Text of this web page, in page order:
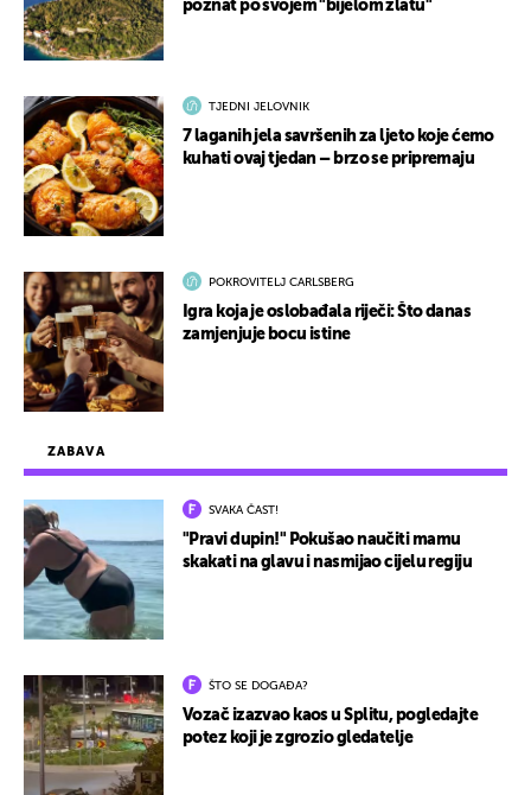
ZABAVA
SVAKA ČAST!
"Pravi dupin!" Pokušao naučiti mamu
skakati na glavu i nasmijao cijelu regiju
ŠTO SE DOGAĐA?
Vozač izazvao kaos u Splitu, pogledajte
potez koji je zgrozio gledatelje
poznat po svojem "bijelom zlatu"
TJEDNI JELOVNIK
7 laganih jela savršenih za ljeto koje ćemo
kuhati ovaj tjedan – brzo se pripremaju
POKROVITELJ CARLSBERG
Igra koja je oslobađala riječi: Što danas
zamjenjuje bocu istine